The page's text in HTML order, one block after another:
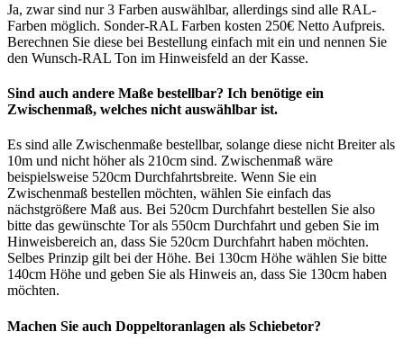
Ja, zwar sind nur 3 Farben auswählbar, allerdings sind alle RAL-
Farben möglich. Sonder-RAL Farben kosten 250€ Netto Aufpreis.
Berechnen Sie diese bei Bestellung einfach mit ein und nennen Sie
den Wunsch-RAL Ton im Hinweisfeld an der Kasse.
Sind auch andere Maße bestellbar? Ich benötige ein
Zwischenmaß, welches nicht auswählbar ist.
Es sind alle Zwischenmaße bestellbar, solange diese nicht Breiter als
10m und nicht höher als 210cm sind. Zwischenmaß wäre
beispielsweise 520cm Durchfahrtsbreite. Wenn Sie ein
Zwischenmaß bestellen möchten, wählen Sie einfach das
nächstgrößere Maß aus. Bei 520cm Durchfahrt bestellen Sie also
bitte das gewünschte Tor als 550cm Durchfahrt und geben Sie im
Hinweisbereich an, dass Sie 520cm Durchfahrt haben möchten.
Selbes Prinzip gilt bei der Höhe. Bei 130cm Höhe wählen Sie bitte
140cm Höhe und geben Sie als Hinweis an, dass Sie 130cm haben
möchten.
Machen Sie auch Doppeltoranlagen als Schiebetor?